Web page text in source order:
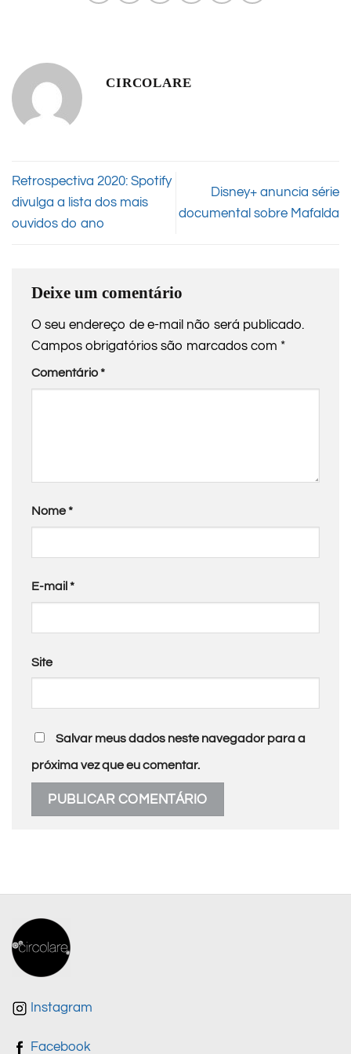
CIRCOLARE
Retrospectiva 2020: Spotify
divulga a lista dos mais
ouvidos do ano
Disney+ anuncia série
documental sobre Mafalda
Deixe um comentário
O seu endereço de e-mail não será publicado.
Campos obrigatórios são marcados com *
Comentário*
Nome*
E-mail *
Site
Salvar meus dados neste navegador para a
próxima vez que eu comentar.
Instagram
Facebook